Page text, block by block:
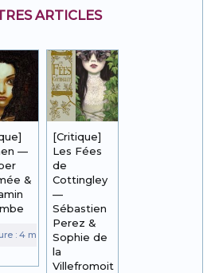
ARTICLES
—
&
[Critique]
Les Fées
de
Cottingley
—
Sébastien
Perez &
Sophie de
la
Villefromoit